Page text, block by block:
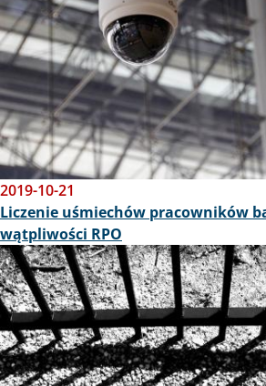
2019-10-21
Liczenie uśmiechów pracowników
wątpliwości RPO
Obraz